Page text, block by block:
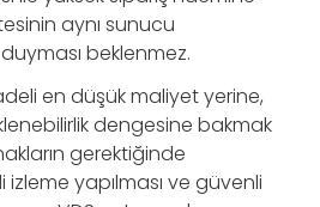
aynı sunucu
beklenmez.
en düşük maliyet yerine,
dengesine bakmak
gerektiğinde
izleme yapılması ve güvenli